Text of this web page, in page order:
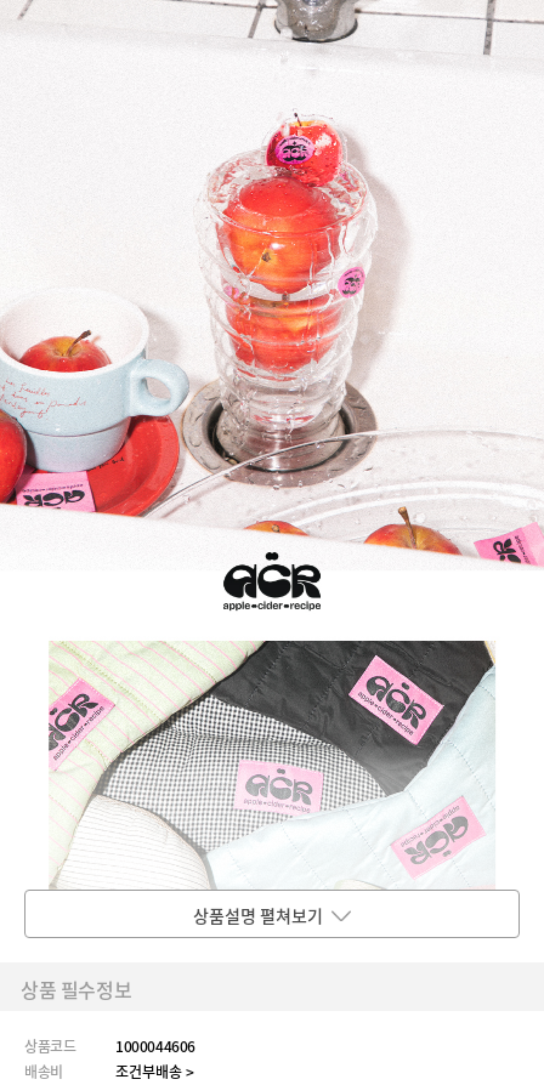
상품설명 펼쳐보기
상품 필수정보
상품코드
1000044606
배송비
조건부배송 >